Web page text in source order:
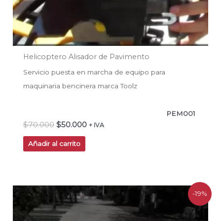
Helicoptero Alisador de Pavimento
Servicio puesta en marcha de equipo para
maquinaria bencinera marca Toolz
PEM001
$70.000 $50.000 + IVA
Añadir al carrito
-19%
precio
original
era:
El
precio
actual